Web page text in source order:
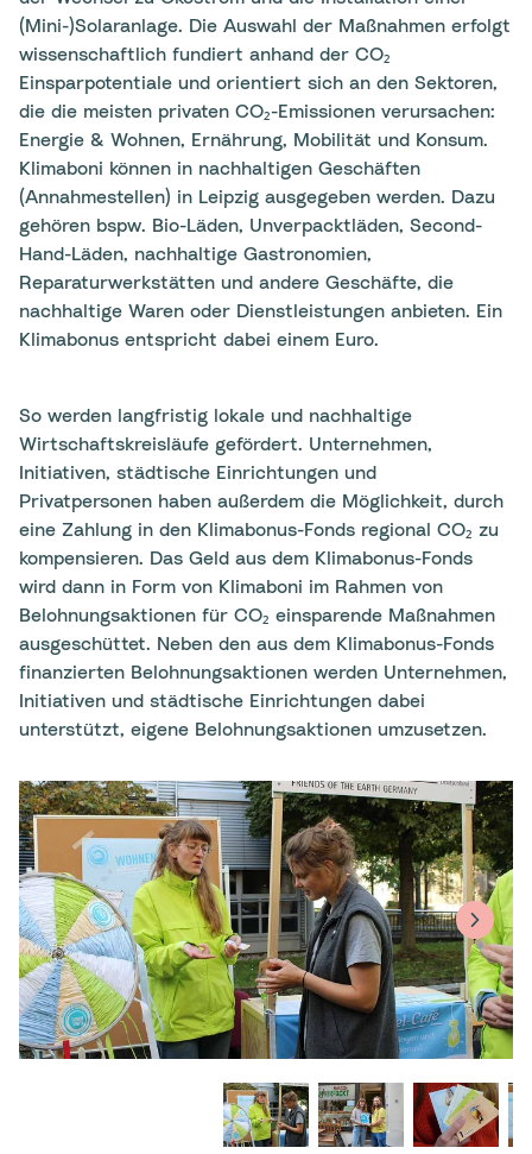
(Mini-)Solaranlage. Die Auswahl der Maßnahmen erfolgt
wissenschaftlich fundiert anhand der CO₂
Einsparpotentiale und orientiert sich an den Sektoren,
die die meisten privaten CO₂-Emissionen verursachen:
Energie & Wohnen, Ernährung, Mobilität und Konsum.
Klimaboni können in nachhaltigen Geschäften
(Annahmestellen) in Leipzig ausgegeben werden. Dazu
gehören bspw. Bio-Läden, Unverpacktläden, Second-
Hand-Läden, nachhaltige Gastronomien,
Reparaturwerkstätten und andere Geschäfte, die
nachhaltige Waren oder Dienstleistungen anbieten. Ein
Klimabonus entspricht dabei einem Euro.
So werden langfristig lokale und nachhaltige
Wirtschaftskreisläufe gefördert. Unternehmen,
Initiativen, städtische Einrichtungen und
Privatpersonen haben außerdem die Möglichkeit, durch
eine Zahlung in den Klimabonus-Fonds regional CO₂ zu
kompensieren. Das Geld aus dem Klimabonus-Fonds
wird dann in Form von Klimaboni im Rahmen von
Belohnungsaktionen für CO₂ einsparende Maßnahmen
ausgeschüttet. Neben den aus dem Klimabonus-Fonds
finanzierten Belohnungsaktionen werden Unternehmen,
Initiativen und städtische Einrichtungen dabei
unterstützt, eigene Belohnungsaktionen umzusetzen.